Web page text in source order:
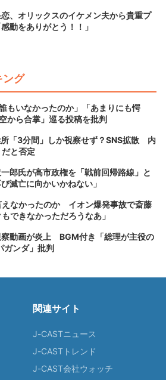
、オリックスのイケメン夫から貴重プ
動をありがとう！！」
ング
もいなかったのか」「あまりにも愕
から合掌」巡る投稿を批判
「3分間」しか視察せず？SNS拡散 内
と否定
郎氏が高市政権を「戦前回帰路線」と
滅亡に向かいかねない」
えなかったのか イオン爆発事故で斎藤
できなかっただろうなあ」
察動画が炎上 BGM付き「総理が主役の
ガンダ」批判
関連サイト
J-CASTニュース
J-CASTトレンド
J-CAST会社ウォッチ